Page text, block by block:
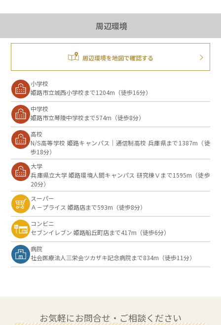
周辺環境
周辺環境を地図で確認する
小学校
姫路市立城西小学校まで1204m（徒歩16分）
中学校
姫路市立琴陵中学校まで574m（徒歩8分）
高校
N/S高等学校 姫路キャンパス｜通信制高校 兵庫県まで1387m（徒
歩18分）
大学
兵庫県立大学 姫路環境人間キャンパス 研究棟Ⅴまで1595m（徒歩
20分）
スーパー
Ａ－プライス 姫路店まで593m（徒歩8分）
コンビニ
セブンイレブン 姫路船丘町店まで417m（徒歩6分）
病院
社会医療法人三栄会ツカザキ記念病院まで834m（徒歩11分）
お気軽にお問合せ・ご相談ください